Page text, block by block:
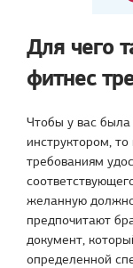
Для чего
фитнес
Чтобы у вас
инструктором,
требованиям
желанную
предпочитают
документ,
определенной